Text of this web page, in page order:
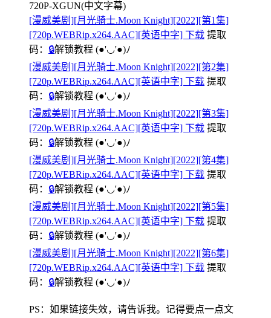
720P-XGUN(中文字幕)
[漫威美剧][月光骑士.Moon Knight][2022][第1集]
[720p.WEBRip.x264.AAC][英语中字] 下载 提取
码： 🔒解锁教程 (●'◡'●)ﾉ
[漫威美剧][月光骑士.Moon Knight][2022][第2集]
[720p.WEBRip.x264.AAC][英语中字] 下载 提取
码： 🔒解锁教程 (●'◡'●)ﾉ
[漫威美剧][月光骑士.Moon Knight][2022][第3集]
[720p.WEBRip.x264.AAC][英语中字] 下载 提取
码： 🔒解锁教程 (●'◡'●)ﾉ
[漫威美剧][月光骑士.Moon Knight][2022][第4集]
[720p.WEBRip.x264.AAC][英语中字] 下载 提取
码： 🔒解锁教程 (●'◡'●)ﾉ
[漫威美剧][月光骑士.Moon Knight][2022][第5集]
[720p.WEBRip.x264.AAC][英语中字] 下载 提取
码： 🔒解锁教程 (●'◡'●)ﾉ
[漫威美剧][月光骑士.Moon Knight][2022][第6集]
[720p.WEBRip.x264.AAC][英语中字] 下载 提取
码： 🔒解锁教程 (●'◡'●)ﾉ
PS：如果链接失效，请告诉我。记得要点一点文